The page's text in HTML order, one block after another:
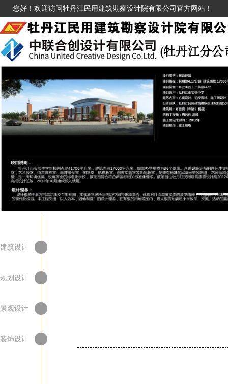
您好！欢迎访问牡丹江民用建筑勘察设计院有限公司官方网站！
建筑设计
规划设计
景观设计
装饰设计